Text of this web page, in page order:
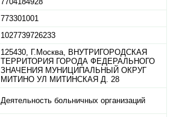
773301001
1027739726233
125430, Г.Москва, ВНУТРИГОРОДСКАЯ
ТЕРРИТОРИЯ ГОРОДА ФЕДЕРАЛЬНОГО
ЗНАЧЕНИЯ МУНИЦИПАЛЬНЫЙ ОКРУГ
МИТИНО УЛ МИТИНСКАЯ Д. 28
Деятельность больничных организаций